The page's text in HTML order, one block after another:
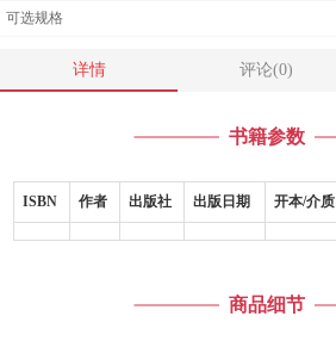
可选规格
详情 评论(0)
书籍参数
ISBN 作者 出版社 出版日期 开本/介质
商品细节